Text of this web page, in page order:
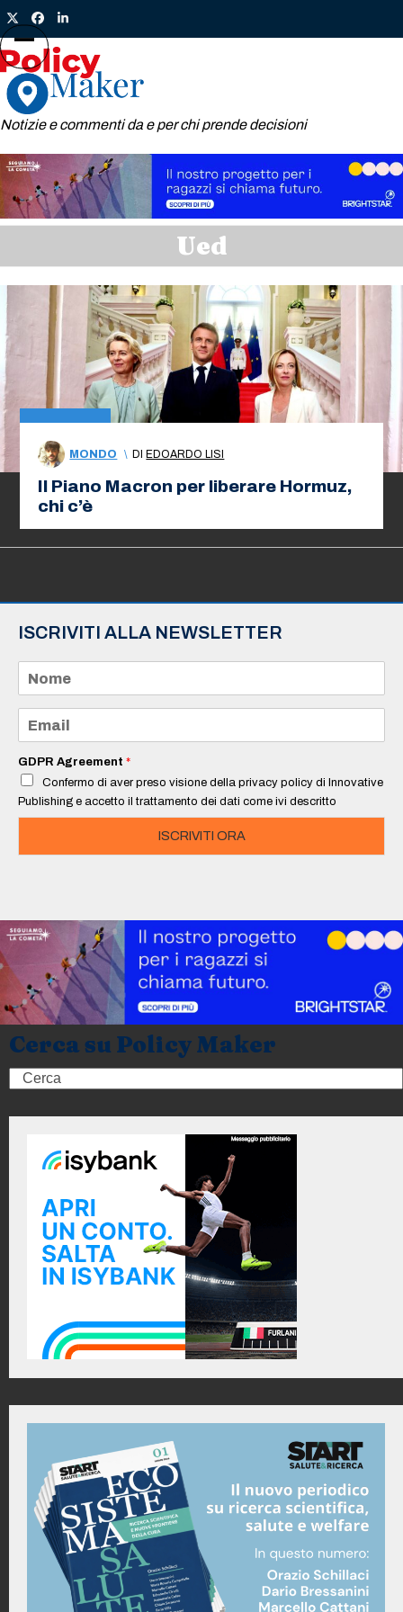
Skip
to
content
TwitterFacebook
LinkedIn
Notizie e commenti da e per chi prende decisioni
Open
mobile
menu
Close
mobile
menu
Ued
MONDO \ DI EDOARDO LISI
Il Piano Macron per liberare Hormuz,
chi c’è
ISCRIVITI ALLA NEWSLETTER
m
e
a
i
*
GDPR Agreement *
Confermo di aver preso visione della privacy policy di Innovative
Publishing e accetto il trattamento dei dati come ivi descritto
ISCRIVITI ORA
Cerca su Policy Maker
Search